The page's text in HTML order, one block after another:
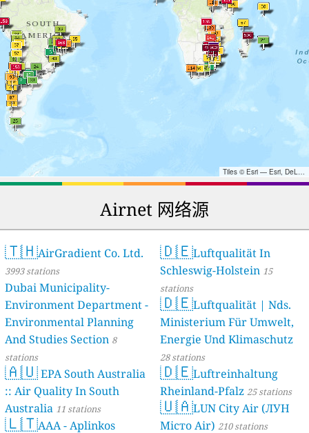
Tiles © Esri — Esri, DeLorme, NAVTEQ, TomTom, Intermap, iPC, USGS, FAO, NPS, NRCAN, GeoBase, Kadaster NL, Ordnance Survey, Esri Japan, METI, Esri China (Hong Kong), and the GIS User Community
Airnet 网络源
🇹🇭AirGradient Co. Ltd.
3993 stations
Dubai Municipality-
Environment Department -
Environmental Planning
And Studies Section 8
stations
🇦🇺EPA South Australia
:: Air Quality In South
Australia 11 stations
🇱🇹AAA - Aplinkos
🇩🇪Luftqualität In
Schleswig-Holstein 15
stations
🇩🇪Luftqualität | Nds.
Ministerium Für Umwelt,
Energie Und Klimaschutz
28 stations
🇩🇪Luftreinhaltung
Rheinland-Pfalz 25 stations
🇺🇦LUN City Air (ЛУН
Місто Air) 210 stations